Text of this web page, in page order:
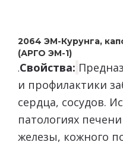
2064 ЭМ-Курунга,
(АРГО ЭМ-1)
.Свойства:
и профилактики
сердца, сосудов.
патологиях
железы, кожного